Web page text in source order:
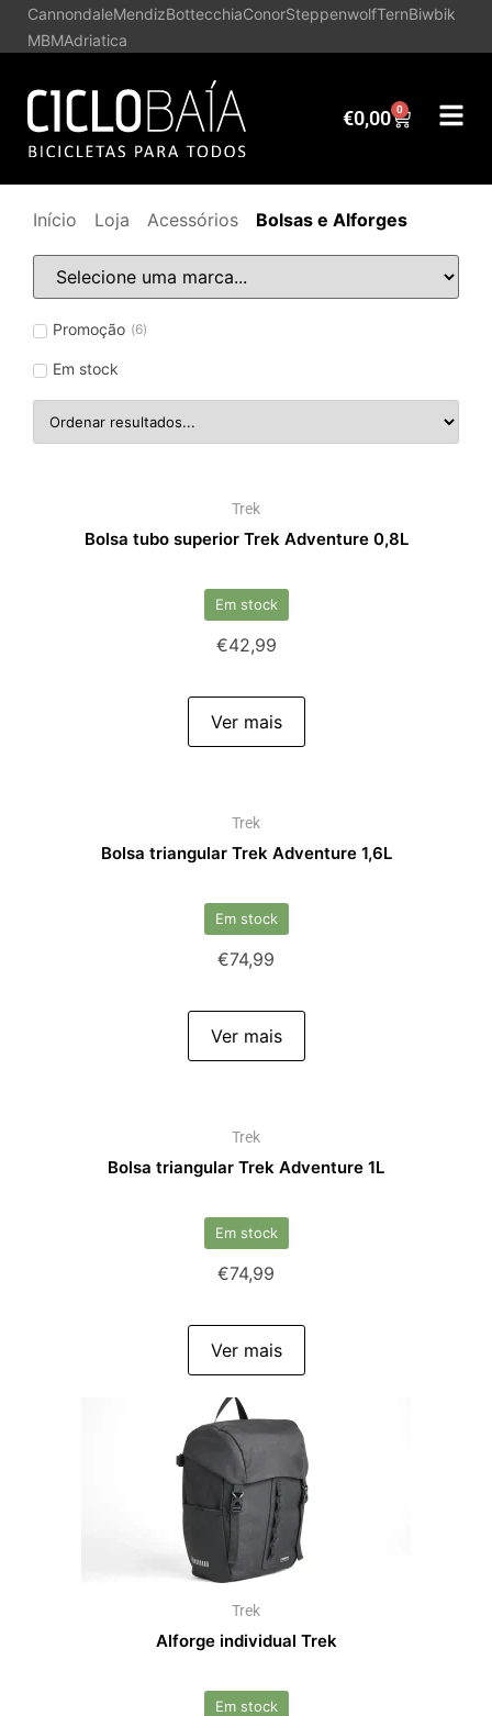
CannondaleMendizBottecchiaConorSteppenwolfTernBiwbik
MBMAdriatica
€0,00 0
Início Loja Acessórios Bolsas e Alforges
Promoção (6)
Em stock
Trek
Bolsa tubo superior Trek Adventure 0,8L
Em stock
€42,99
Ver mais
Trek
Bolsa triangular Trek Adventure 1,6L
Em stock
€74,99
Ver mais
Trek
Bolsa triangular Trek Adventure 1L
Em stock
€74,99
Ver mais
Trek
Alforge individual Trek
Em stock